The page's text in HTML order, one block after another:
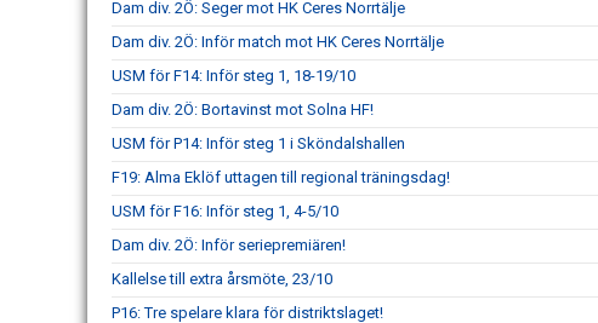
Dam div. 2Ö: Seger mot HK Ceres Norrtälje
Dam div. 2Ö: Inför match mot HK Ceres Norrtälje
USM för F14: Inför steg 1, 18-19/10
Dam div. 2Ö: Bortavinst mot Solna HF!
USM för P14: Inför steg 1 i Sköndalshallen
F19: Alma Eklöf uttagen till regional träningsdag!
USM för F16: Inför steg 1, 4-5/10
Dam div. 2Ö: Inför seriepremiären!
Kallelse till extra årsmöte, 23/10
P16: Tre spelare klara för distriktslaget!